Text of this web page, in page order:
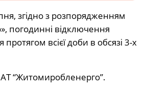
згідно з розпорядженням
погодинні відключення
протягом всієї доби в обсязі 3-х
АТ “Житомиробленерго”.